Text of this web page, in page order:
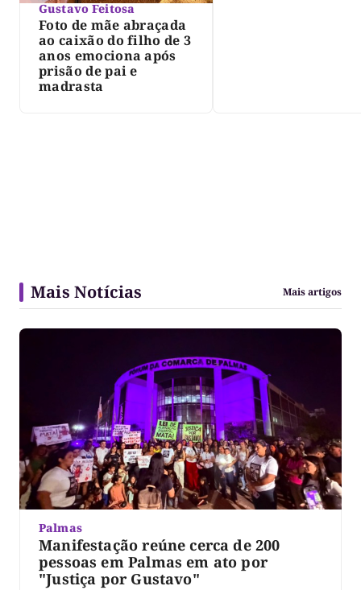
Gustavo Feitosa
Foto de mãe abraçada
ao caixão do filho de 3
anos emociona após
prisão de pai e
madrasta
Mais Notícias Mais artigos
Palmas
Manifestação reúne cerca de 200
pessoas em Palmas em ato por
"Justiça por Gustavo"